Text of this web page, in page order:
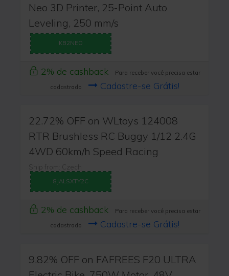
Neo 3D Printer, 25-Point Auto
Leveling, 250 mm/s
KB2NEO
2% de cashback
Para receber você precisa estar
cadastrado
Cadastre-se Grátis!
22.72% OFF on WLtoys 124008
RTR Brushless RC Buggy 1/12 2.4G
4WD 60km/h Speed Racing
Ship from: Czech
8JALSXTY2C
2% de cashback
Para receber você precisa estar
cadastrado
Cadastre-se Grátis!
9.82% OFF on FAFREES F20 ULTRA